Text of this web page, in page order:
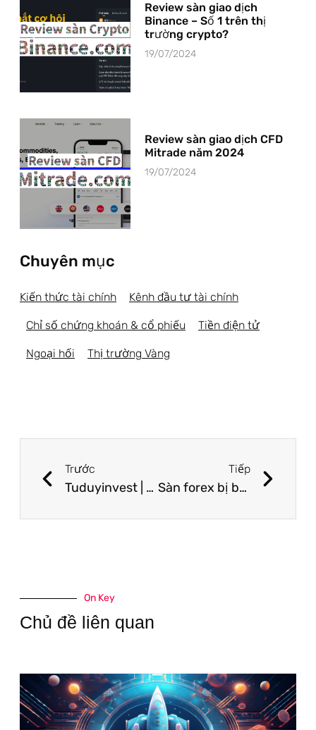
Review sàn giao dịch
Binance – Số 1 trên thị
trường crypto?
19/07/2024
Review sàn giao dịch CFD
Mitrade năm 2024
19/07/2024
Chuyên mục
Kiến thức tài chính Kênh đầu tư tài chính
Chỉ số chứng khoán & cổ phiếu Tiền điện tử
Ngoại hối Thị trường Vàng
Trước
Tuduyinvest | Tiêu chuẩn chọn lựa một sàn giao dịch ngoại hối Forex uy tín
Tiếp
Sàn forex bị bắt – Điểm danh 10 sàn forex có dấu hiệu lừa đảo
On Key
Chủ đề liên quan